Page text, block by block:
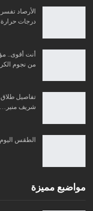
الأرصاد
درجات
أنت أقوى..
من نجوم
تفاصيل طلاق
شريف منير…
الطقس اليوم 21 يناير 2026 ارتفاع بالحرارة وشبورة
مواضبع مميزة